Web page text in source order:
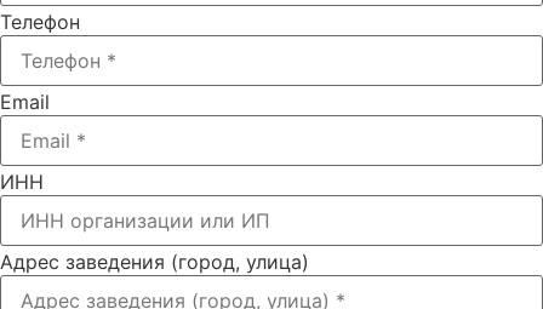
Телефон
Email
ИНН
Адрес заведения (город, улица)